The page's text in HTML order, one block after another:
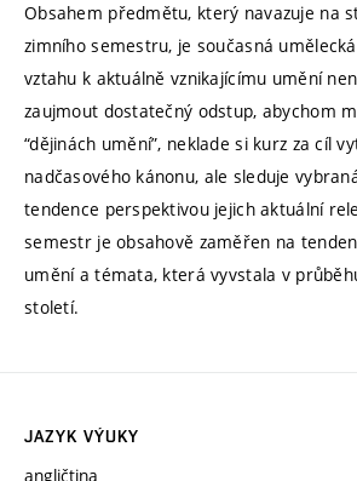
Obsahem předmětu, který navazuje na
zimního semestru, je současná
vztahu k aktuálně vznikajícímu umění
zaujmout dostatečný odstup, abychom
“dějinách umění”, neklade si kurz za cíl
nadčasového kánonu, ale sleduje
tendence perspektivou jejich aktuální
semestr je obsahově zaměřen na
umění a témata, která vyvstala v
století.
JAZYK VÝUKY
angličtina